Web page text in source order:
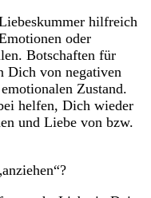
hilfreich
oder
Botschaften für
Dich von negativen
Zustand.
helfen, Dich wieder
und Liebe von bzw.